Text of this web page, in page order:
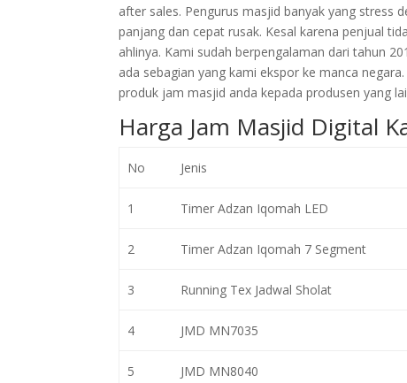
after sales. Pengurus masjid banyak yang stress
panjang dan cepat rusak. Kesal karena penjual
ahlinya. Kami sudah berpengalaman dari tahun
ada sebagian yang kami ekspor ke manca
produk jam masjid anda kepada produsen yang
Harga Jam Masjid Digital
No Jenis
1 Timer Adzan Iqomah LED
2 Timer Adzan Iqomah 7 Segment
3 Running Tex Jadwal Sholat
4 JMD MN7035
5 JMD MN8040